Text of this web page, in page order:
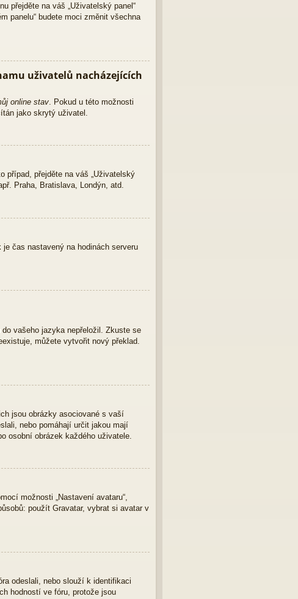
přejděte na váš „Uživatelský panel“
panelu“ budete moci změnit všechna
uživatelů nacházejících
online stav . Pokud u této možnosti
jako skrytý uživatel.
případ, přejděte na váš „Uživatelský
Praha, Bratislava, Londýn, atd.
čas nastavený na hodinách serveru
vašeho jazyka nepřeložil. Zkuste se
můžete vytvořit nový překlad.
jsou obrázky asociované s vaší
nebo pomáhají určit jakou mají
osobní obrázek každého uživatele.
možnosti „Nastavení avataru“,
použít Gravatar, vybrat si avatar v
odeslali, nebo slouží k identifikaci
hodností ve fóru, protože jsou